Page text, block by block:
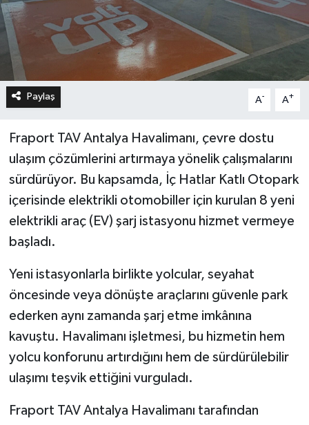
Paylaş A- A+
Fraport TAV Antalya Havalimanı, çevre dostu
ulaşım çözümlerini artırmaya yönelik çalışmalarını
sürdürüyor. Bu kapsamda, İç Hatlar Katlı Otopark
içerisinde elektrikli otomobiller için kurulan 8 yeni
elektrikli araç (EV) şarj istasyonu hizmet vermeye
başladı.
Yeni istasyonlarla birlikte yolcular, seyahat
öncesinde veya dönüşte araçlarını güvenle park
ederken aynı zamanda şarj etme imkânına
kavuştu. Havalimanı işletmesi, bu hizmetin hem
yolcu konforunu artırdığını hem de sürdürülebilir
ulaşımı teşvik ettiğini vurguladı.
Fraport TAV Antalya Havalimanı tarafından